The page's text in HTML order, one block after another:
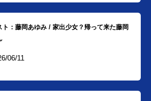
ト：藤岡あゆみ / 家出少女？帰って来た藤岡
06/11